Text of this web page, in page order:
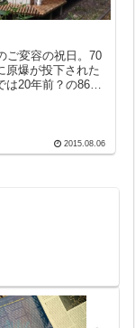
ご変容の祝日。70
原爆が投下された
は20年前？の86水
昇天祭の8月15日の
戦争も水害も教...
2015.08.06